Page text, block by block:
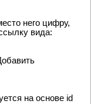
него цифру,
вида:
на основе id